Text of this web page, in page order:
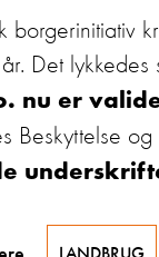
borgerinitiativ
Det lykkedes
nu er
Beskyttelse